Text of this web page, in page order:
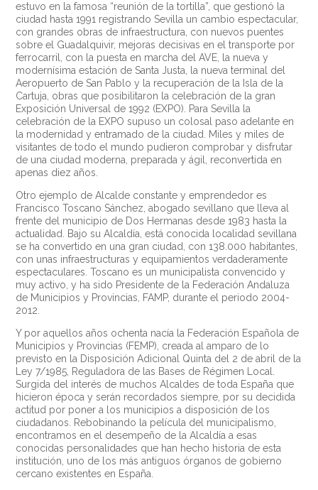
estuvo en la famosa “reunión de la tortilla”, que gestionó la
ciudad hasta 1991 registrando Sevilla un cambio espectacular,
con grandes obras de infraestructura, con nuevos puentes
sobre el Guadalquivir, mejoras decisivas en el transporte por
ferrocarril, con la puesta en marcha del AVE, la nueva y
modernísima estación de Santa Justa, la nueva terminal del
Aeropuerto de San Pablo y la recuperación de la Isla de la
Cartuja, obras que posibilitaron la celebración de la gran
Exposición Universal de 1992 (EXPO). Para Sevilla la
celebración de la EXPO supuso un colosal paso adelante en
la modernidad y entramado de la ciudad. Miles y miles de
visitantes de todo el mundo pudieron comprobar y disfrutar
de una ciudad moderna, preparada y ágil, reconvertida en
apenas diez años.
Otro ejemplo de Alcalde constante y emprendedor es
Francisco Toscano Sánchez, abogado sevillano que lleva al
frente del municipio de Dos Hermanas desde 1983 hasta la
actualidad. Bajo su Alcaldía, está conocida localidad sevillana
se ha convertido en una gran ciudad, con 138.000 habitantes,
con unas infraestructuras y equipamientos verdaderamente
espectaculares. Toscano es un municipalista convencido y
muy activo, y ha sido Presidente de la Federación Andaluza
de Municipios y Provincias, FAMP, durante el periodo 2004-
2012.
Y por aquellos años ochenta nacía la Federación Española de
Municipios y Provincias (FEMP), creada al amparo de lo
previsto en la Disposición Adicional Quinta del 2 de abril de la
Ley 7/1985, Reguladora de las Bases de Régimen Local.
Surgida del interés de muchos Alcaldes de toda España que
hicieron época y serán recordados siempre, por su decidida
actitud por poner a los municipios a disposición de los
ciudadanos. Rebobinando la película del municipalismo,
encontramos en el desempeño de la Alcaldía a esas
conocidas personalidades que han hecho historia de esta
institución, uno de los más antiguos órganos de gobierno
cercano existentes en España.